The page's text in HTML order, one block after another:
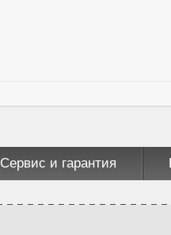
Сервис и гарантия